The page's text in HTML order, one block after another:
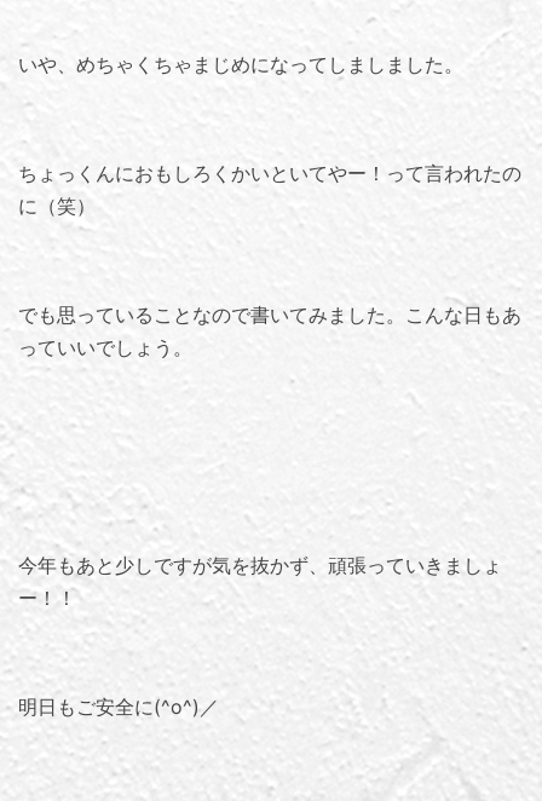
いや、めちゃくちゃまじめになってしましました。
ちょっくんにおもしろくかいといてやー！って言われたの
に（笑）
でも思っていることなので書いてみました。こんな日もあ
っていいでしょう。
今年もあと少しですが気を抜かず、頑張っていきましょ
ー！！
明日もご安全に(^o^)／